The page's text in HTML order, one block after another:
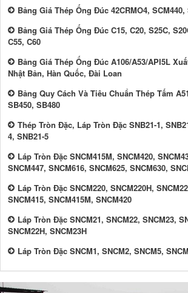
Bảng Giá Thép Ống Đúc 42CRMO4, SCM440,
Bảng Giá Thép Ống Đúc C15, C20, S25C,
C55, C60
Bảng Giá Thép Ống Đúc A106/A53/API5L
Nhật Bản, Hàn Quốc, Đài Loan
Bảng Quy Cách Và Tiêu Chuẩn Thép Tấm
SB450, SB480
Thép Tròn Đặc, Láp Tròn Đặc SNB21-1,
4, SNB21-5
Láp Tròn Đặc SNCM415M, SNCM420,
SNCM447, SNCM616, SNCM625, SNCM630,
Láp Tròn Đặc SNCM220, SNCM220H,
SNCM415, SNCM415M, SNCM420
Láp Tròn Đặc SNCM21, SNCM22, SNCM23,
SNCM22H, SNCM23H
Láp Tròn Đặc SNCM1, SNCM2, SNCM5,